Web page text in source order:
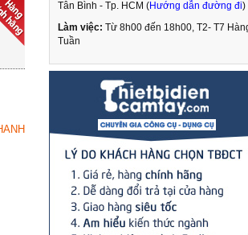
Tân Bình - Tp. HCM (Hướng dẫn đường đi)
Làm việc: Từ 8h00 đến 18h00, T2- T7
Tuần
MUA NGAY
Stanley 14 442 22
304,000 VNĐ
Fumak Mega Tig
4,950,000 VNĐ
5,100,000 VNĐ
Máy vặn ốc Makita
TW0200
5,249,000 VNĐ
6,195,000 VNĐ